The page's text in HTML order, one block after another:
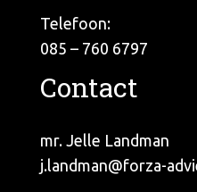
Telefoon:
085 – 760 6797
Contact
mr. Jelle Landman
j.landman@forza-